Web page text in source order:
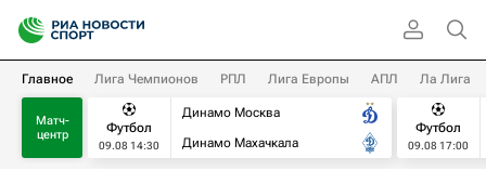
Главное Лига Чемпионов РПЛ Лига Европы АПЛ Ла Лига
Матч-
центр
Футбол
09.08 14:30
Динамо Москва
Динамо Махачкала
Футбол
09.08 17:00